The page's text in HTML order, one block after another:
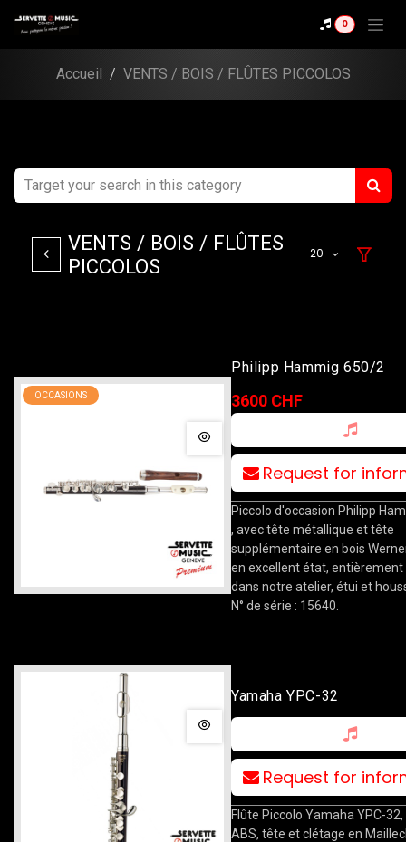
0
Accueil VENTS / BOIS / FLÛTES PICCOLOS
VENTS / BOIS / FLÛTES
PICCOLOS
20
OCCASIONS
Philipp Hammig 650/2
3600 CHF
Request for
Piccolo d'occasion Philipp
, avec tête métallique et tête
supplémentaire en bois
en excellent état, entièrement
dans notre atelier, étui et
N° de série : 15640.
Yamaha YPC-32
Request for
Flûte Piccolo Yamaha YPC-
ABS, tête et clétage en